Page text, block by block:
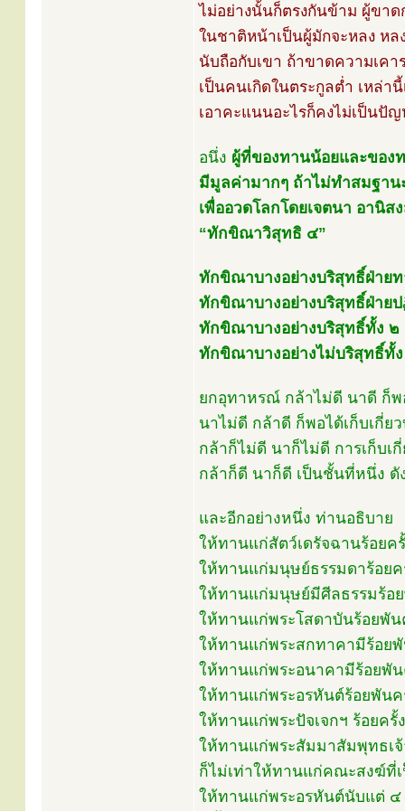
ไม่อย่างนั้นก็ตรงกันข้าม ผู้ขา
ในชาติหน้าเป็นผู้มักจะหลง หล
นับถือกับเขา ถ้าขาดความเค
เป็นคนเกิดในตระกูลต่ำ เหล่า
เอาคะแนนอะไรก็คงไม่เป็นปั
อนึ่ง ผู้ที่ของทานน้อยและของ
มีมูลค่ามากๆ ถ้าไม่ทำสมฐาน
เพื่ออวดโลกโดยเจตนา อานิส
“ทักขิณาวิสุทธิ ๔”
ทักขิณาบางอย่างบริสุทธิ์ฝ่าย
ทักขิณาบางอย่างบริสุทธิ์ฝ่าย
ทักขิณาบางอย่างบริสุทธิ์ทั้ง ๒
ทักขิณาบางอย่างไม่บริสุทธิ์ทั้
ยกอุทาหรณ์ กล้าไม่ดี นาดี ก็พ
นาไม่ดี กล้าดี ก็พอได้เก็บเกี่ย
กล้าก็ไม่ดี นาก็ไม่ดี การเก็บเ
กล้าก็ดี นาก็ดี เป็นชั้นที่หนึ่ง ดั
และอีกอย่างหนึ่ง ท่านอธิบาย
ให้ทานแก่สัตว์เดรัจฉานร้อย
ให้ทานแก่มนุษย์ธรรมดาร้อย
ให้ทานแก่มนุษย์มีศีลธรรมร้อ
ให้ทานแก่พระโสดาบันร้อยพั
ให้ทานแก่พระสกทาคามีร้อย
ให้ทานแก่พระอนาคามีร้อยพั
ให้ทานแก่พระอรหันต์ร้อยพันค
ให้ทานแก่พระปัจเจกฯ ร้อยค
ให้ทานแก่พระสัมมาสัมพุทธเ
ก็ไม่เท่าให้ทานแก่คณะสงฆ์ที่
ให้ทานแก่พระอรหันต์นับแต่ ๔